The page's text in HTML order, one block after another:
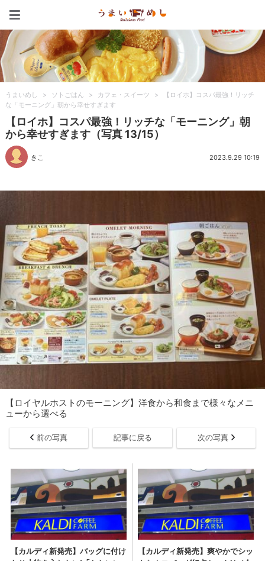
うまいめし > ソトごはん > カフェ・スイーツ >
【ロイホ】コスパ最強！リッチ
な「モーニング」朝から幸せすぎます
【ロイホ】コスパ最強！リッチな「モーニング」朝
から幸せすぎます（写真 13/15）
きこ 2023.9.29 10:19
【ロイヤルホストのモーニング】洋食から和食まで様々なメニ
ューから選べる
前の写真 記事に戻る 次の写真